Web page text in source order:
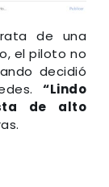
de una
el piloto no
decidió
“Lindo
de alto